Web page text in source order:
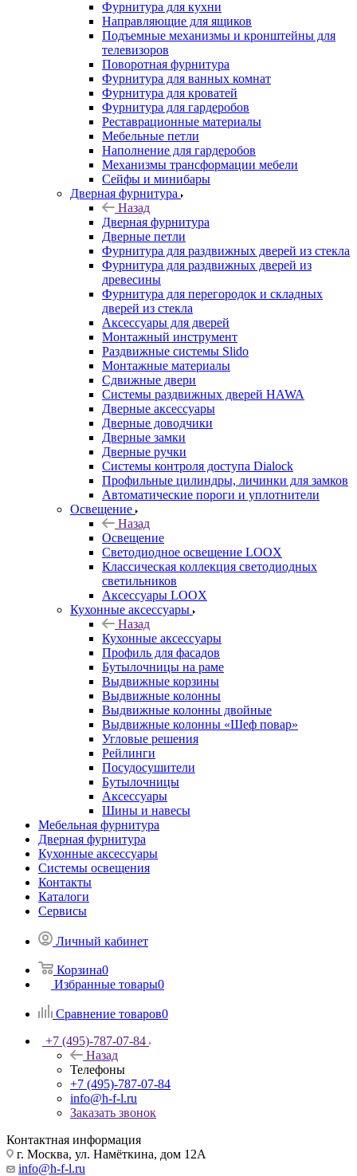
Фурнитура для кухни
Направляющие для ящиков
Подъемные механизмы и кронштейны для
телевизоров
Поворотная фурнитура
Фурнитура для ванных комнат
Фурнитура для кроватей
Фурнитура для гардеробов
Реставрационные материалы
Мебельные петли
Наполнение для гардеробов
Механизмы трансформации мебели
Сейфы и минибары
Дверная фурнитура
Назад
Дверная фурнитура
Дверные петли
Фурнитура для раздвижных дверей из стекла
Фурнитура для раздвижных дверей из
древесины
Фурнитура для перегородок и складных
дверей из стекла
Аксессуары для дверей
Монтажный инструмент
Раздвижные системы Slido
Монтажные материалы
Сдвижные двери
Системы раздвижных дверей HAWA
Дверные аксессуары
Дверные доводчики
Дверные замки
Дверные ручки
Системы контроля доступа Dialock
Профильные цилиндры, личинки для замков
Автоматические пороги и уплотнители
Освещение
Назад
Освещение
Светодиодное освещение LOOX
Классическая коллекция светодиодных
светильников
Аксессуары LOOX
Кухонные аксессуары
Назад
Кухонные аксессуары
Профиль для фасадов
Бутылочницы на раме
Выдвижные корзины
Выдвижные колонны
Выдвижные колонны двойные
Bыдвижные колонны «Шеф повар»
Угловые решения
Рейлинги
Посудосушители
Бутылочницы
Аксессуары
Шины и навесы
Мебельная фурнитура
Дверная фурнитура
Кухонные аксессуары
Системы освещения
Контакты
Каталоги
Сервисы
Личный кабинет
Корзина0
Избранные товары0
Сравнение товаров0
+7 (495)-787-07-84
Назад
Телефоны
+7 (495)-787-07-84
info@h-f-l.ru
Заказать звонок
Контактная информация
г. Москва, ул. Намёткина, дом 12А
info@h-f-l.ru